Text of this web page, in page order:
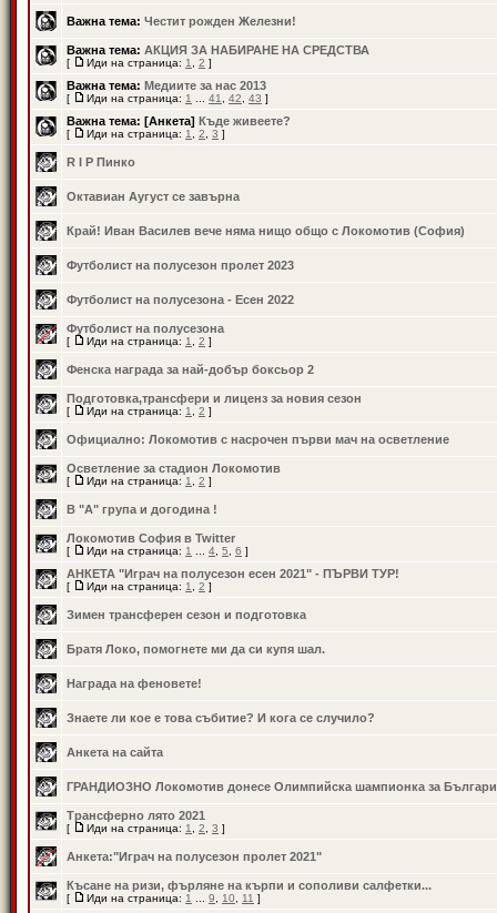
Важна тема: Честит рожден Железни!
Важна тема: АКЦИЯ ЗА НАБИРАНЕ НА СРЕДСТВА
[ Иди на страница: 1 2 ]
Важна тема: Медиите за нас 2013
[ Иди на страница: 1 41 42 43 ]
Важна тема: [Анкета] Къде живеете?
[ Иди на страница: 1 2 3 ]
R I P Пинко
Октавиан Аугуст се завърна
Край! Иван Василев вече няма нищо общо с Локомотив (София)
Футболист на полусезон пролет 2023
Футболист на полусезона - Есен 2022
Футболист на полусезона
[ Иди на страница: 1 2 ]
Фенска награда за най-добър боксьор 2
Подготовка,трансфери и лиценз за новия сезон
[ Иди на страница: 1 2 ]
Официално: Локомотив с насрочен първи мач на осветление
Осветление за стадион Локомотив
[ Иди на страница: 1 2 ]
В "А" група и догодина !
Локомотив София в Twitter
[ Иди на страница: 1 4 5 6 ]
АНКЕТА "Играч на полусезон есен 2021" - ПЪРВИ ТУР!
[ Иди на страница: 1 2 ]
Зимен трансферен сезон и подготовка
Братя Локо, помогнете ми да си купя шал.
Награда на феновете!
Знаете ли кое е това събитие? И кога се случило?
Анкета на сайта
ГРАНДИОЗНО Локомотив донесе Олимпийска шампионка за
Трансферно лято 2021
[ Иди на страница: 1 2 3 ]
Анкета:"Играч на полусезон пролет 2021"
Късане на ризи, фърляне на кърпи и сополиви салфетки...
[ Иди на страница: 1 9 10 11 ]